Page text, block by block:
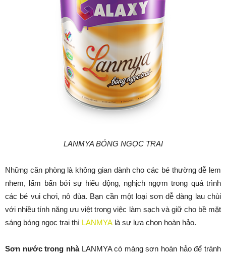
LANMYA BÓNG NGỌC TRAI
Những căn phòng là không gian dành cho các bé thường dễ lem
nhem, lấm bẩn bởi sự hiếu động, nghịch ngợm trong quá trình
các bé vui chơi, nô đùa. Bạn cần một loại sơn dễ dàng lau chùi
với nhiều tính năng ưu việt trong việc làm sạch và giữ cho bề mặt
sáng bóng ngọc trai thì LANMYA là sự lựa chọn hoàn hảo.
Sơn nước trong nhàLANMYA có màng sơn hoàn hảo để tránh